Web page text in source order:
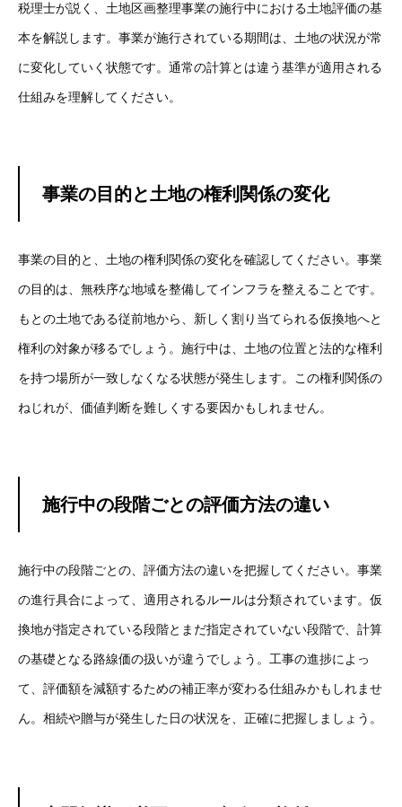
税理士が説く、土地区画整理事業の施行中における土地評価の基
本を解説します。事業が施行されている期間は、土地の状況が常
に変化していく状態です。通常の計算とは違う基準が適用される
仕組みを理解してください。
事業の目的と土地の権利関係の変化
事業の目的と、土地の権利関係の変化を確認してください。事業
の目的は、無秩序な地域を整備してインフラを整えることです。
もとの土地である従前地から、新しく割り当てられる仮換地へと
権利の対象が移るでしょう。施行中は、土地の位置と法的な権利
を持つ場所が一致しなくなる状態が発生します。この権利関係の
ねじれが、価値判断を難しくする要因かもしれません。
施行中の段階ごとの評価方法の違い
施行中の段階ごとの、評価方法の違いを把握してください。事業
の進行具合によって、適用されるルールは分類されています。仮
換地が指定されている段階とまだ指定されていない段階で、計算
の基礎となる路線価の扱いが違うでしょう。工事の進捗によっ
て、評価額を減額するための補正率が変わる仕組みかもしれませ
ん。相続や贈与が発生した日の状況を、正確に把握しましょう。